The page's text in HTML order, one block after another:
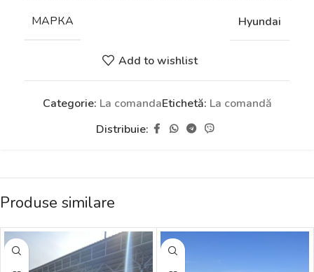
МАРКА Hyundai
Add to wishlist
Categorie: La comandaEtichetă: La comandă
Distribuie:
Produse similare